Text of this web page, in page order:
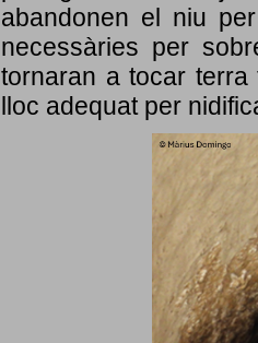
abandonen el niu
necessàries per
tornaran a tocar
lloc adequat per